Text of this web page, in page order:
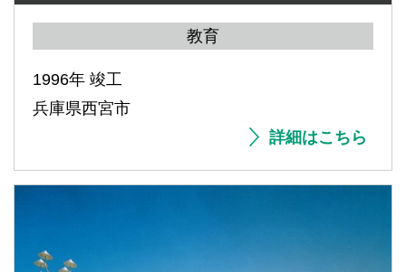
教育
1996年 竣工
兵庫県西宮市
詳細はこちら